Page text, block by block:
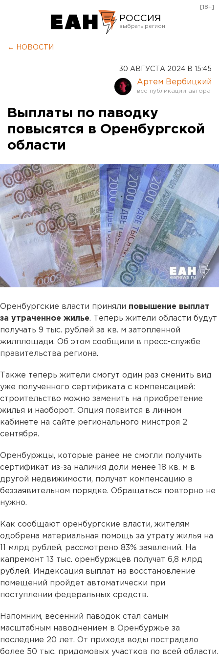
РОССИЯ
Курган
Оренбург
[18+]
← НОВОСТИ
30 АВГУСТА 2024 В 15:45
Артем Вербицкий
Выплаты по паводку
повысятся в Оренбургской
области
Оренбургские власти приняли повышение выплат
за утраченное жилье. Теперь жители области будут
получать 9 тыс. рублей за кв. м затопленной
жилплощади. Об этом сообщили в пресс-службе
правительства региона.
Также теперь жители смогут один раз сменить вид
уже полученного сертификата с компенсацией:
строительство можно заменить на приобретение
жилья и наоборот. Опция появится в личном
кабинете на сайте регионального минстроя 2
сентября.
Оренбуржцы, которые ранее не смогли получить
сертификат из-за наличия доли менее 18 кв. м в
другой недвижимости, получат компенсацию в
беззаявительном порядке. Обращаться повторно не
нужно.
Как сообщают оренбургские власти, жителям
одобрена материальная помощь за утрату жилья на
11 млрд рублей, рассмотрено 83% заявлений. На
капремонт 13 тыс. оренбуржцев получат 6,8 млрд
рублей. Индексация выплат на восстановление
помещений пройдет автоматически при
поступлении федеральных средств.
Напомним, весенний паводок стал самым
масштабным наводнением в Оренбуржье за
последние 20 лет. От прихода воды пострадало
более 50 тыс. придомовых участков по всей области.